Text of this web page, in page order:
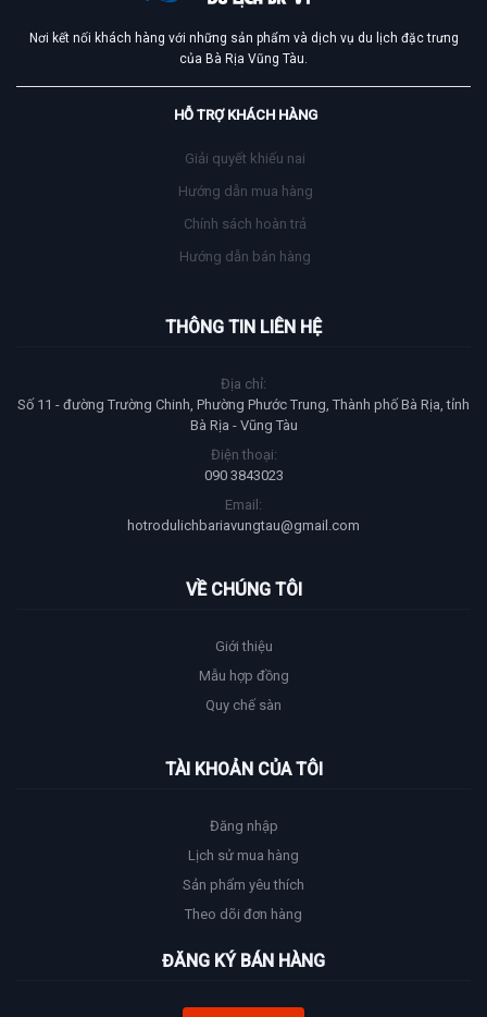
Nơi kết nối khách hàng với những sản phẩm và dịch vụ du lịch đặc trưng
của Bà Rịa Vũng Tàu.
HỖ TRỢ KHÁCH HÀNG
Giải quyết khiếu nai
Hướng dẫn mua hàng
Chính sách hoàn trả
Hướng dẫn bán hàng
THÔNG TIN LIÊN HỆ
Địa chỉ:
Số 11 - đường Trường Chinh, Phường Phước Trung, Thành phố Bà Rịa, tỉnh
Bà Rịa - Vũng Tàu
Điện thoại:
090 3843023
Email:
hotrodulichbariavungtau@gmail.com
VỀ CHÚNG TÔI
Giới thiệu
Mẫu hợp đồng
Quy chế sàn
TÀI KHOẢN CỦA TÔI
Đăng nhập
Lịch sử mua hàng
Sản phẩm yêu thích
Theo dõi đơn hàng
ĐĂNG KÝ BÁN HÀNG